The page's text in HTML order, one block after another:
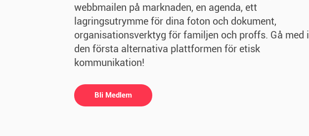
webbmailen på marknaden, en agenda, ett
lagringsutrymme för dina foton och dokument,
organisationsverktyg för familjen och proffs. Gå med i
den första alternativa plattformen för etisk
kommunikation!
Bli Medlem